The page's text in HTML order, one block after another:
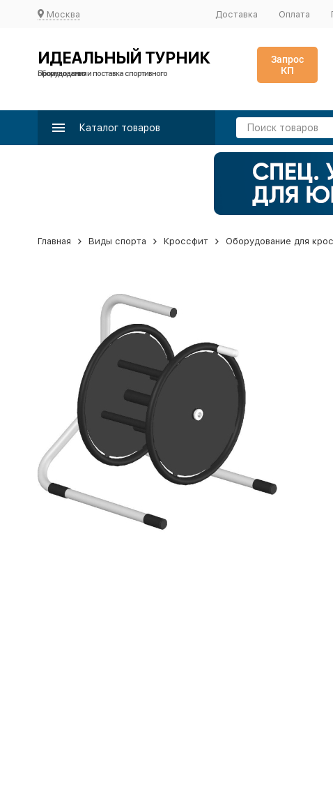
Москва Доставка Оплата
ИДЕАЛЬНЫЙ ТУРНИК
Производство и поставка спортивного оборудования
Запрос
КП
Каталог товаров
Главная Виды спорта Кроссфит Оборудование для